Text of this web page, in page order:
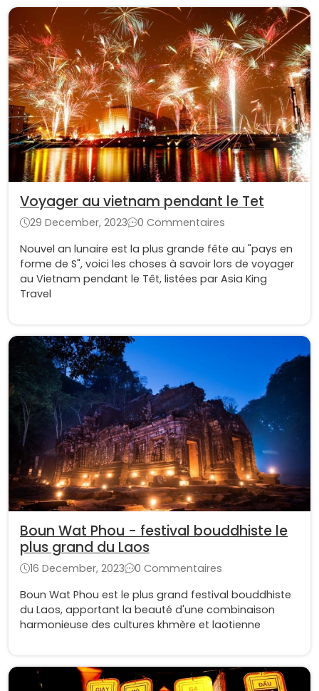
Voyager au vietnam pendant le Tet
29 December, 2023
0 Commentaires
Nouvel an lunaire est la plus grande fête au "pays en
forme de S", voici les choses à savoir lors de voyager
au Vietnam pendant le Têt, listées par Asia King
Travel
Boun Wat Phou - festival bouddhiste le
plus grand du Laos
16 December, 2023
0 Commentaires
Boun Wat Phou est le plus grand festival bouddhiste
du Laos, apportant la beauté d'une combinaison
harmonieuse des cultures khmère et laotienne